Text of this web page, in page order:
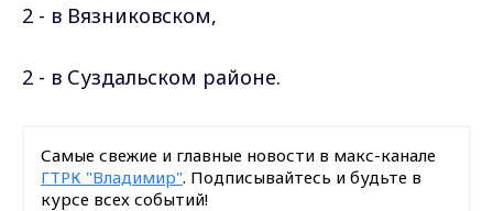
2 - в Вязниковском,
2 - в Суздальском районе.
Самые свежие и главные новости в макс-канале
ГТРК "Владимир". Подписывайтесь и будьте в
курсе всех событий!